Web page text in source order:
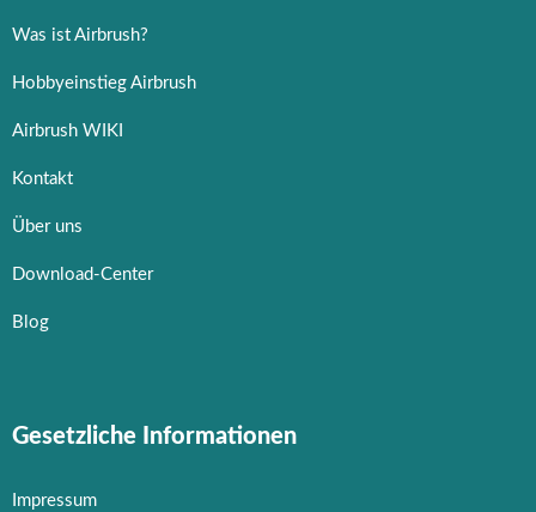
Was ist Airbrush?
Hobbyeinstieg Airbrush
Airbrush WIKI
Kontakt
Über uns
Download-Center
Blog
Gesetzliche Informationen
Impressum